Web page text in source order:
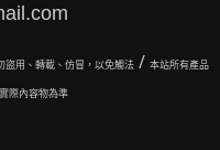
盜用、轉載、仿冒，以免觸法 / 本站所有產品
際內容物為準